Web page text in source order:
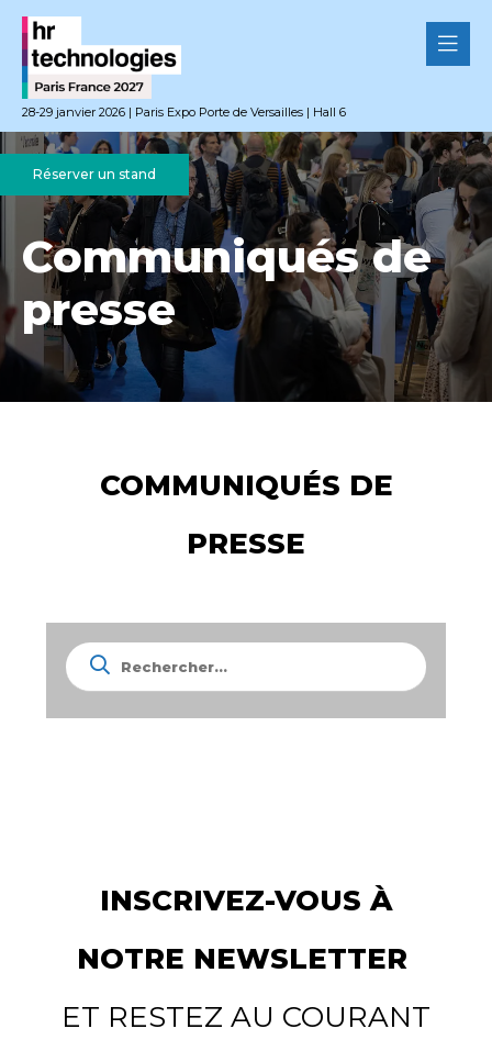
28-29 janvier 2026 | Paris Expo Porte de Versailles | Hall 6
Réserver un stand
Communiqués de
presse
COMMUNIQUÉS DE
PRESSE
INSCRIVEZ-VOUS À
NOTRE NEWSLETTER
ET RESTEZ AU COURANT